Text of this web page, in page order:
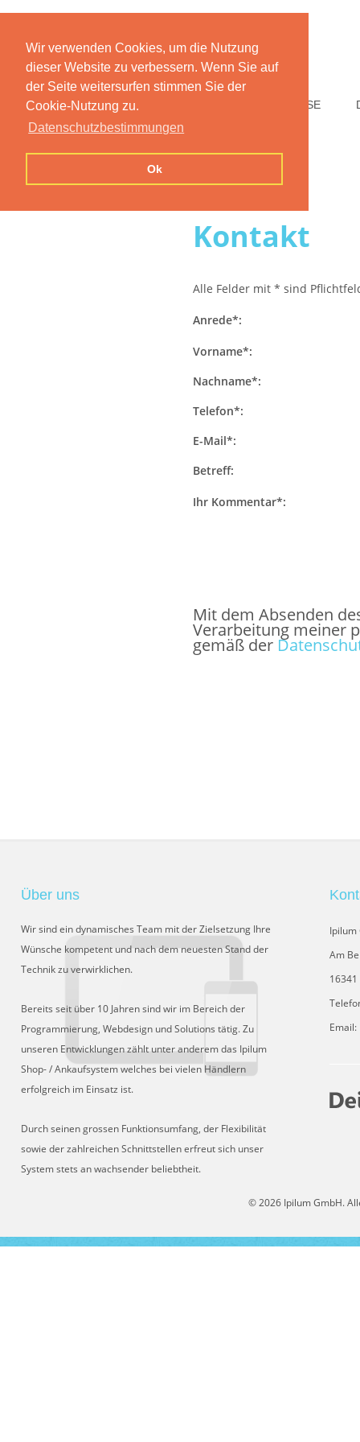
Wir verwenden Cookies, um die Nutzung
dieser Website zu verbessern. Wenn Sie auf
der Seite weitersurfen stimmen Sie der
Cookie-Nutzung zu.
Datenschutzbestimmungen
Ok
HOME PREISE
Kontakt
Alle Felder mit * sind
Anrede*:
Vorname*:
Nachname*:
Telefon*:
E-Mail*:
Betreff:
Ihr Kommentar*:
Mit dem Absenden
Verarbeitung meiner
gemäß der
Über uns
Wir sind ein dynamisches Team mit der Zielsetzung Ihre
Wünsche kompetent und nach dem neuesten Stand der
Technik zu verwirklichen.
Bereits seit über 10 Jahren sind wir im Bereich der
Programmierung, Webdesign und Solutions tätig. Zu
unseren Entwicklungen zählt unter anderem das Ipilum
Shop- / Ankaufsystem welches bei vielen Händlern
erfolgreich im Einsatz ist.
Durch seinen grossen Funktionsumfang, der Flexibilität
sowie der zahlreichen Schnittstellen erfreut sich unser
System stets an wachsender beliebtheit.
Ipilum
Am
© 2026 Ipilum GmbH.